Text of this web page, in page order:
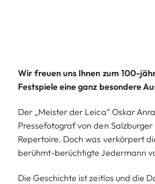
Wir freuen uns Ihnen zum 100-
Festspiele eine ganz besondere
Der „Meister der Leica“ Oskar
Pressefotograf von den
Repertoire. Doch was verkörpert
berühmt-berüchtigte Jedermann
Die Geschichte ist zeitlos und die